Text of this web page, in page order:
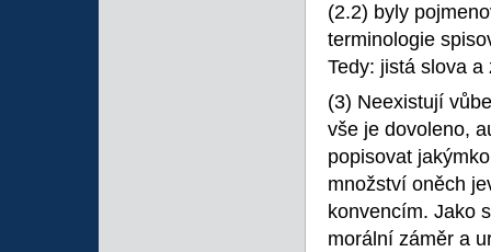
(2.2) byly
terminologie
Tedy: jistá slova
(3) Neexistují
vše je dovoleno,
popisovat
množství oněch
konvencím. Jako
morální záměr a